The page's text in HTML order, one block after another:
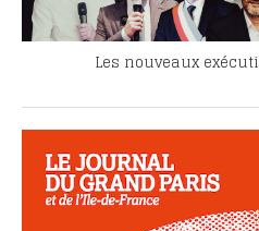
Les nouveaux